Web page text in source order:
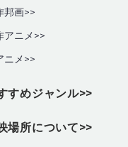
邦画>>
アニメ>>
ニメ>>
すめジャンル>>
場所について>>